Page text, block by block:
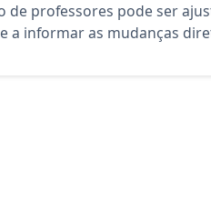
de professores pode ser
a informar as mudanças